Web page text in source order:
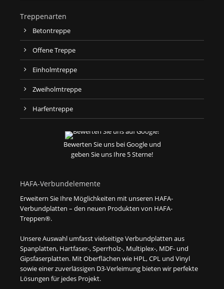
Treppenarten
Betontreppe
Offene Treppe
Einholmtreppe
Zweiholmtreppe
Harfentreppe
Bewerten Sie uns bei Google und
geben Sie uns Ihre 5 Sterne!
HAFA-Verbundelemente
Erweitern Sie Ihre Möglichkeiten mit unseren HAFA-
Verbundplatten – den neuen Produkten von HAFA-
Treppen®.
Unsere Auswahl umfasst vielseitige Verbundplatten aus
Spanplatten, Hartfaser-, Sperrholz-, Multiplex-, MDF- und
Gipsfaserplatten. Mit Oberflächen wie HPL, CPL und Vinyl
sowie einer zuverlässigen D3-Verleimung bieten wir perfekte
Lösungen für jedes Projekt.